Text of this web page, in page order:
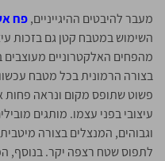
מעבר להיבטים ההיגייניים,פח
השימוש במטבח קטן גם בזכות
מהפחים האלקטרוניים מעוצבים
בצורה הרמונית בכל מטבח
פשוט שתופס מקום ונראה פחות
עיצובי בפני עצמו. מותגים
וגבוהים, המנצלים בצורה
לתפוס שטח רצפה יקר. בנוסף,